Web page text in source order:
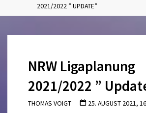
2021/2022 ” UPDATE”
NRW Ligaplanung
2021/2022 ”
THOMAS VOIGT 25. AUGUST 2021,